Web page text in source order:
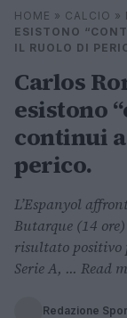
Cerca
HOME » CALCIO »
ESISTONO
IL RUOLO DI
Carlos
esistono
continui
perico.
L’Espanyol
Butarque (14
risultato positivo
Serie A, ... Read
Redazione